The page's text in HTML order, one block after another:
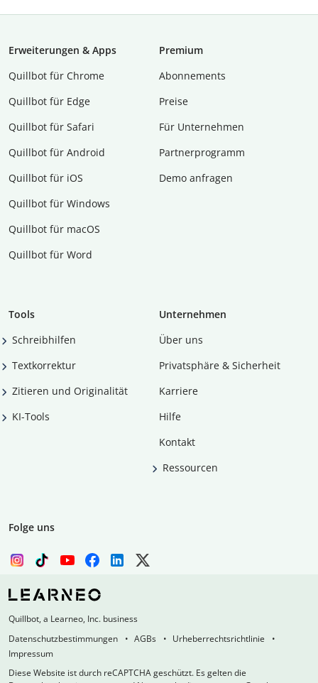
Erweiterungen & Apps
Quillbot für Chrome
Quillbot für Edge
Quillbot für Safari
Quillbot für Android
Quillbot für iOS
Quillbot für Windows
Quillbot für macOS
Quillbot für Word
Premium
Abon­ne­ments
Preise
Für Unternehmen
Partnerprogramm
Demo anfragen
Tools
Schreibhilfen
Textkorrektur
Zitieren und Originalität
KI-Tools
Unternehmen
Über uns
Privatsphäre & Sicherheit
Karriere
Hilfe
Kontakt
Ressourcen
Folge uns
Quillbot, a Learneo, Inc. business
Datenschutzbestimmungen
AGBs
Urheberrechtsrichtlinie
Impressum
Diese Website ist durch reCAPTCHA geschützt. Es gelten die